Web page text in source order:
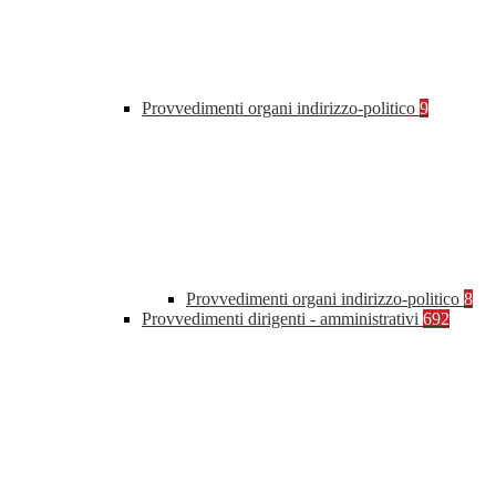
Provvedimenti organi indirizzo-politico 9
Provvedimenti organi indirizzo-politico 8
Provvedimenti dirigenti - amministrativi 692